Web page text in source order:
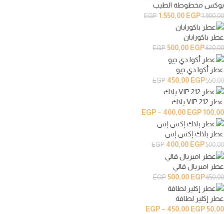
بوكس مخطوطة الطيب
1.900,00
EGP 1.550,00 EGP
عطر باكورابان
620,00
EGP 500,00 EGP
عطر أكوا دي جيو
550,00
EGP 450,00 EGP
عطر VIP 212 بلاك
100,00
EGP – 400,00 EGP
عطر بلاك إكس إس
500,00
EGP 400,00 EGP
عطر امبريال فالي
650,00
EGP 500,00 EGP
عطر إكلير لطافة
50,00
EGP – 450,00 EGP